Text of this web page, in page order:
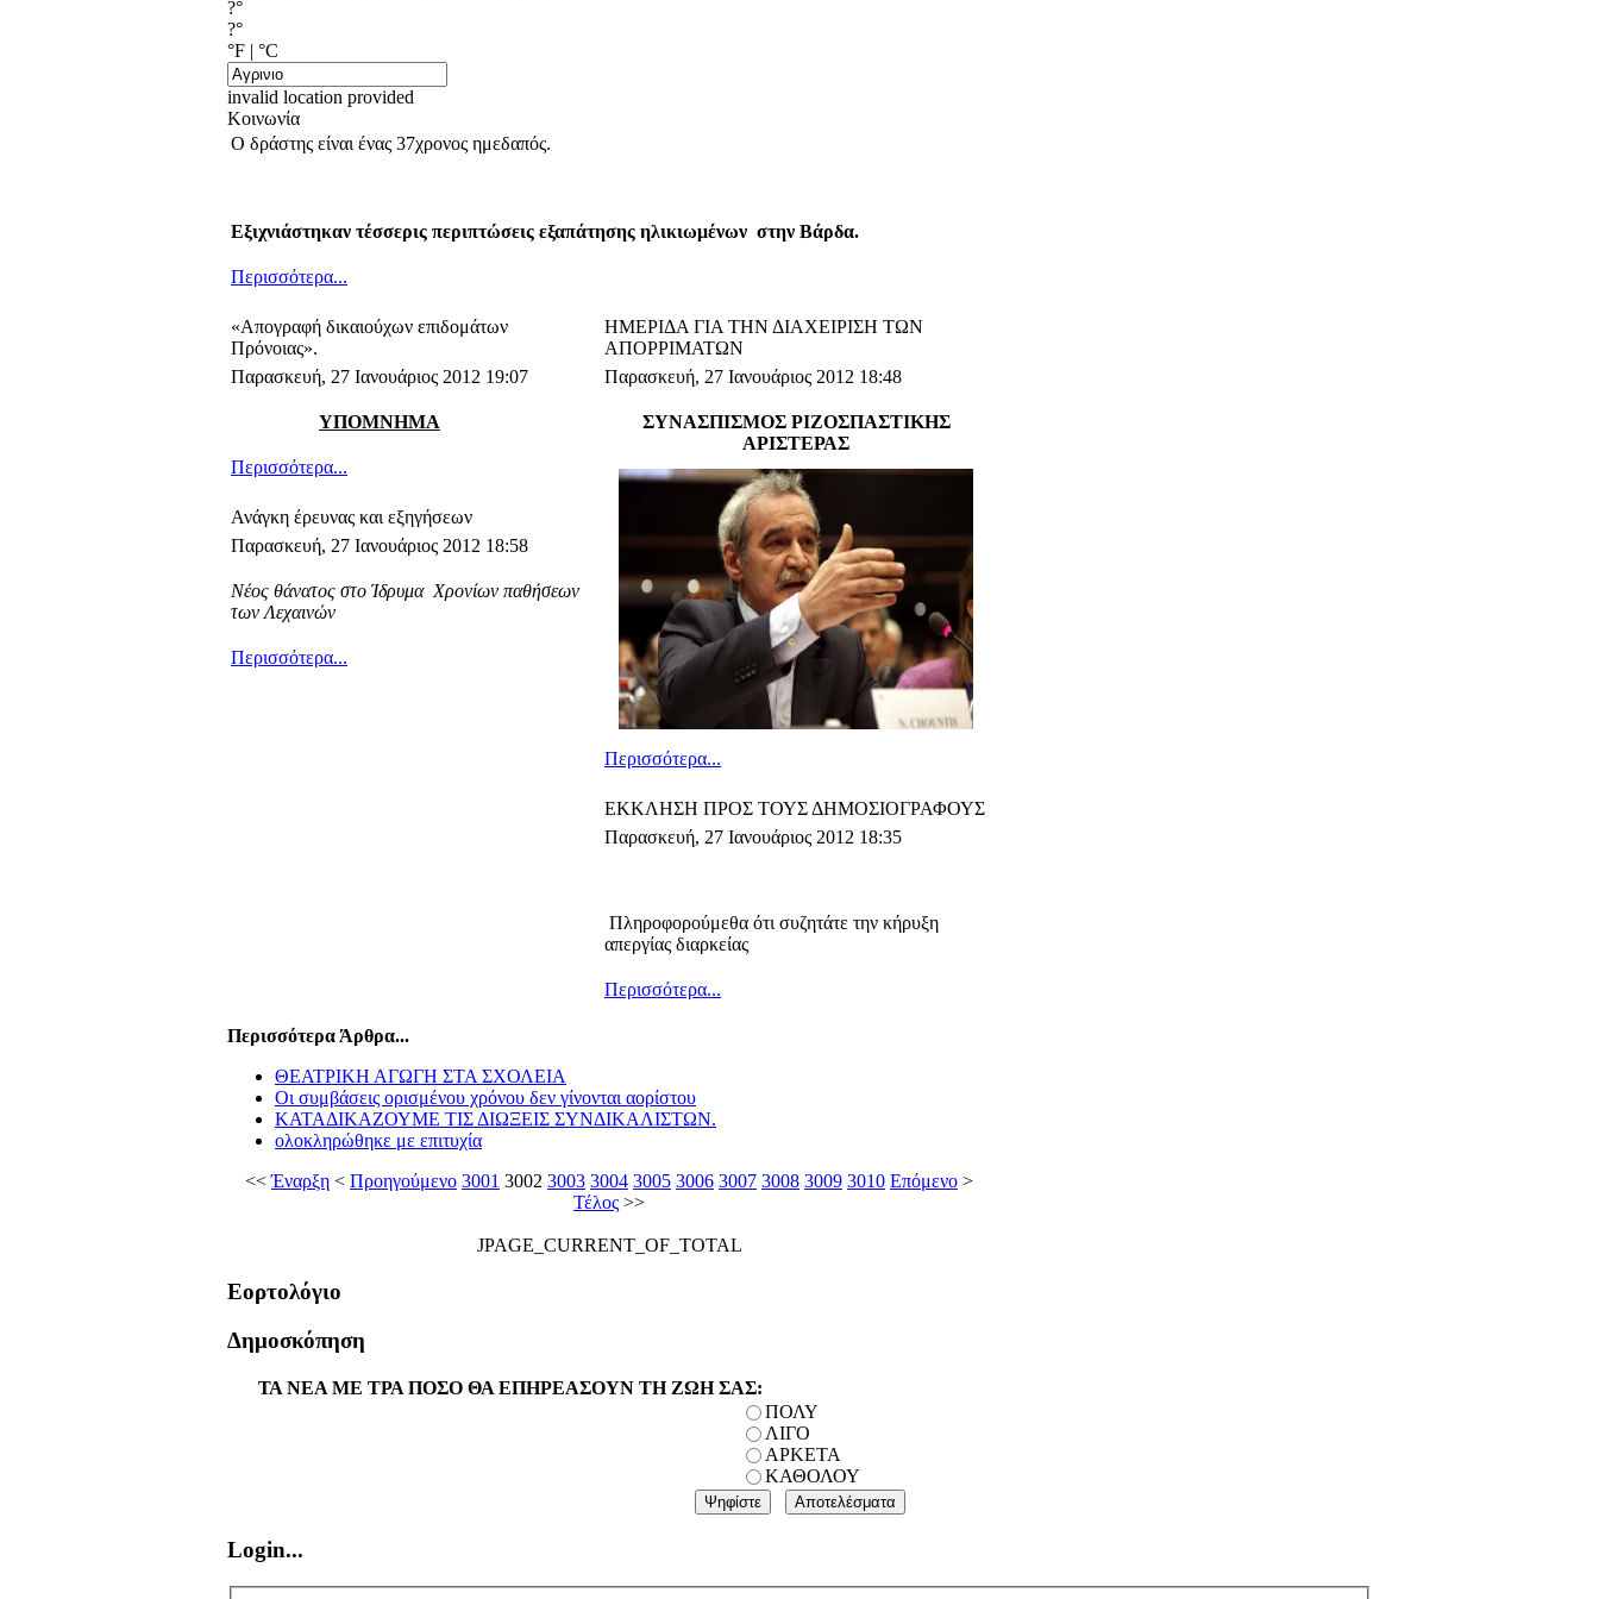
?°
?°
°F | °C
invalid location provided
Κοινωνία
Ο δράστης είναι ένας 37χρονος ημεδαπός.
Εξιχνιάστηκαν τέσσερις περιπτώσεις εξαπάτησης ηλικιωμένων στην Βάρδα.
Περισσότερα...
«Απογραφή δικαιούχων επιδομάτων
Πρόνοιας».
Παρασκευή, 27 Ιανουάριος 2012 19:07
ΥΠΟΜΝΗΜΑ
Περισσότερα...
Ανάγκη έρευνας και εξηγήσεων
Παρασκευή, 27 Ιανουάριος 2012 18:58
Νέος θάνατος στο Ίδρυμα Χρονίων παθήσεων
των Λεχαινών
Περισσότερα...
ΗΜΕΡΙΔΑ ΓΙΑ ΤΗΝ ΔΙΑΧΕΙΡΙΣΗ ΤΩΝ
ΑΠΟΡΡΙΜΑΤΩΝ
Παρασκευή, 27 Ιανουάριος 2012 18:48
ΣΥΝΑΣΠΙΣΜΟΣ ΡΙΖΟΣΠΑΣΤΙΚΗΣ
ΑΡΙΣΤΕΡΑΣ
Περισσότερα...
ΕΚΚΛΗΣΗ ΠΡΟΣ ΤΟΥΣ ΔΗΜΟΣΙΟΓΡΑΦΟΥΣ
Παρασκευή, 27 Ιανουάριος 2012 18:35
Πληροφορούμεθα ότι συζητάτε την κήρυξη
απεργίας διαρκείας
Περισσότερα...
Περισσότερα Άρθρα...
ΘΕΑΤΡΙΚΗ ΑΓΩΓΗ ΣΤΑ ΣΧΟΛΕΙΑ
Οι συμβάσεις ορισμένου χρόνου δεν γίνονται αορίστου
ΚΑΤΑΔΙΚΑΖΟΥΜΕ ΤΙΣ ΔΙΩΞΕΙΣ ΣΥΝΔΙΚΑΛΙΣΤΩΝ.
ολοκληρώθηκε με επιτυχία
<<Έναρξη < Προηγούμενο 3001 3002 3003 3004 3005 3006 3007 3008 3009 3010 Επόμενο >
Τέλος >>
JPAGE_CURRENT_OF_TOTAL
Εορτολόγιο
Δημοσκόπηση
ΤΑ ΝΕΑ ΜΕ ΤΡΑ ΠΟΣΟ ΘΑ ΕΠΗΡΕΑΣΟΥΝ ΤΗ ΖΩΗ ΣΑΣ:
ΠΟΛΥ
ΛΙΓΟ
ΑΡΚΕΤΑ
ΚΑΘΟΛΟΥ
Login...